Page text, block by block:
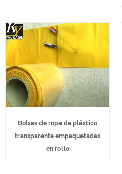
Bolsas de ropa de plástico
transparente empaquetadas
en rollo